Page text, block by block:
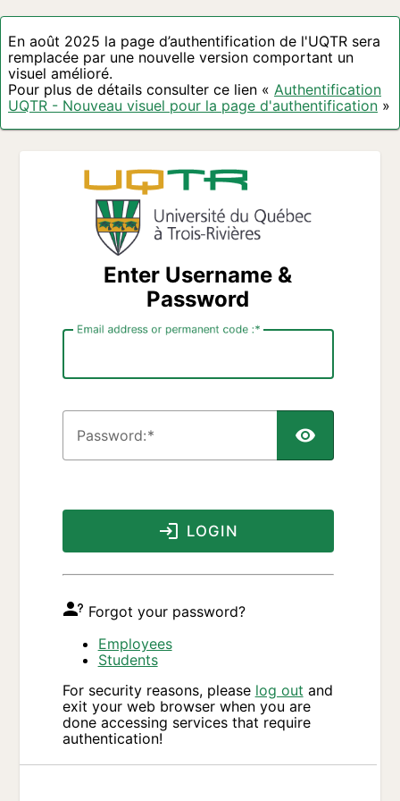
En août 2025 la page d’authentification de l'UQTR sera
remplacée par une nouvelle version comportant un
visuel amélioré.
Pour plus de détails consulter ce lien « Authentification
UQTR - Nouveau visuel pour la page d'authentification »
Enter Username &
Password
Email address or permanent code :
Password:
LOGIN
Forgot your password?
Employees
Students
For security reasons, please log out and
exit your web browser when you are
done accessing services that require
authentication!